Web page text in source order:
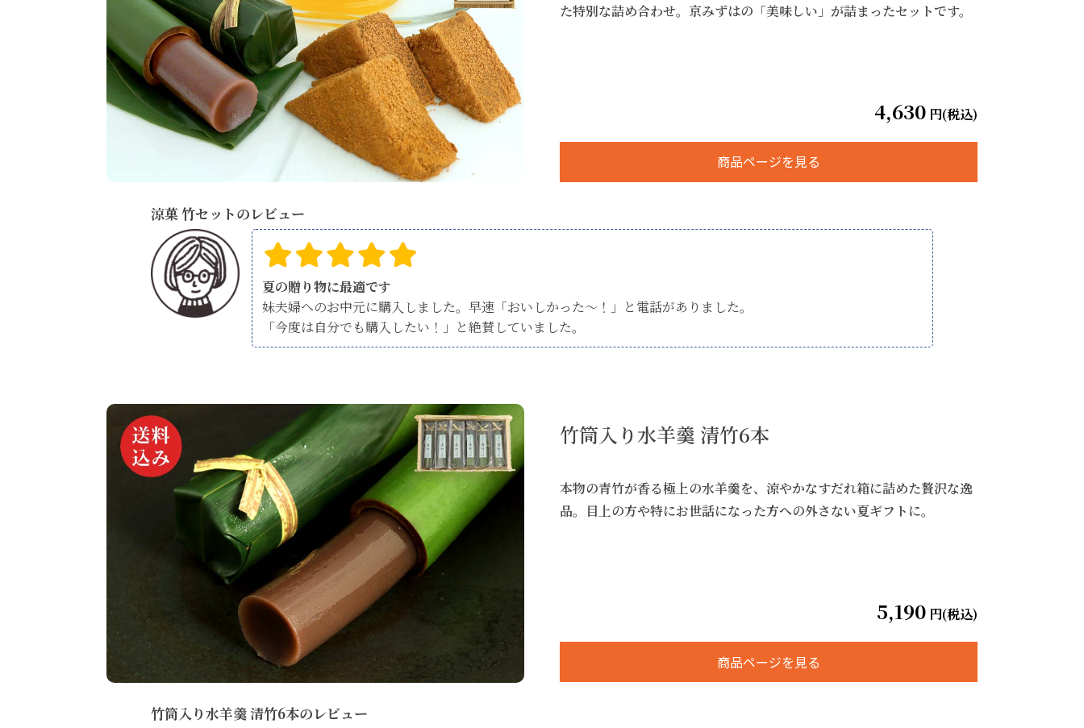
た特別な詰め合わせ。京みずはの「美味しい」が詰まったセットです。
4,630 円(税込)
商品ページを見る
涼菓 竹セットのレビュー
夏の贈り物に最適です
妹夫婦へのお中元に購入しました。早速「おいしかった～！」と電話がありました。
「今度は自分でも購入したい！」と絶賛していました。
竹筒入り水羊羹 清竹6本
本物の青竹が香る極上の水羊羹を、涼やかなすだれ箱に詰めた贅沢な逸
品。目上の方や特にお世話になった方への外さない夏ギフトに。
5,190 円(税込)
商品ページを見る
竹筒入り水羊羹 清竹6本のレビュー